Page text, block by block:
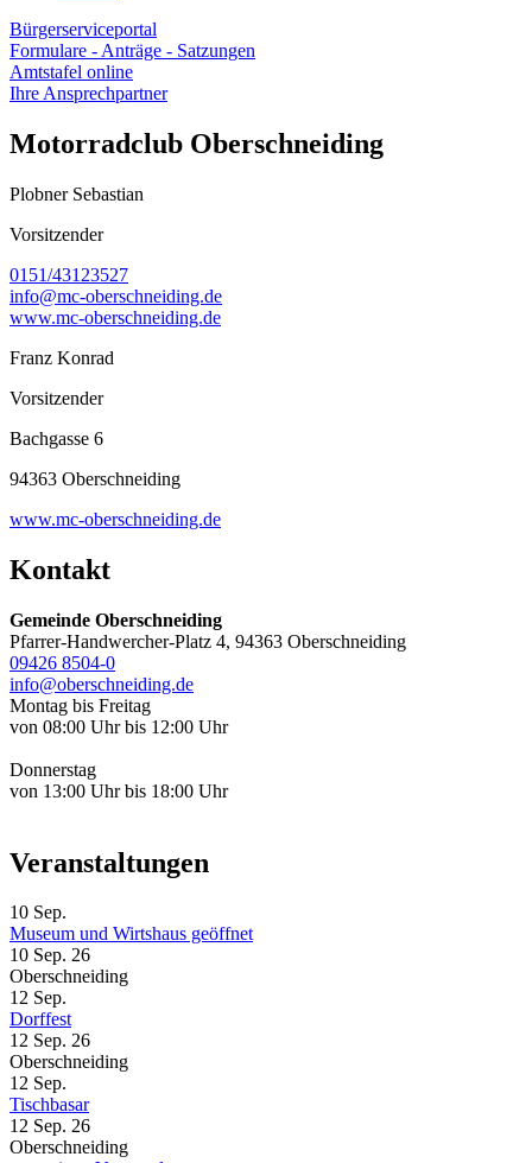
Bürgerserviceportal
Formulare - Anträge - Satzungen
Amtstafel online
Ihre Ansprechpartner
Motorradclub Oberschneiding
Plobner Sebastian
Vorsitzender
0151/43123527
info@mc-oberschneiding.de
www.mc-oberschneiding.de
Franz Konrad
Vorsitzender
Bachgasse 6
94363 Oberschneiding
www.mc-oberschneiding.de
Kontakt
Gemeinde Oberschneiding
Pfarrer-Handwercher-Platz 4, 94363 Oberschneiding
09426 8504-0
info@oberschneiding.de
Montag bis Freitag
von 08:00 Uhr bis 12:00 Uhr
Donnerstag
von 13:00 Uhr bis 18:00 Uhr
Veranstaltungen
10 Sep.
Museum und Wirtshaus geöffnet
10 Sep. 26
Oberschneiding
12 Sep.
Dorffest
12 Sep. 26
Oberschneiding
12 Sep.
Tischbasar
12 Sep. 26
Oberschneiding